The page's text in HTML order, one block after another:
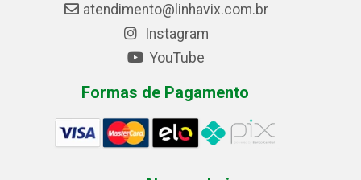
atendimento@linhavix.com.br
Instagram
YouTube
Formas de Pagamento